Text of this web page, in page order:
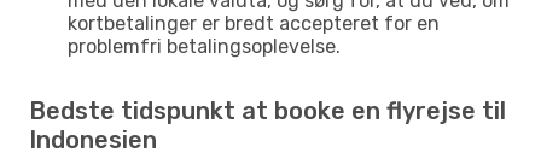
kortbetalinger er bredt accepteret for en
problemfri betalingsoplevelse.
Bedste tidspunkt at booke en flyrejse til
Indonesien